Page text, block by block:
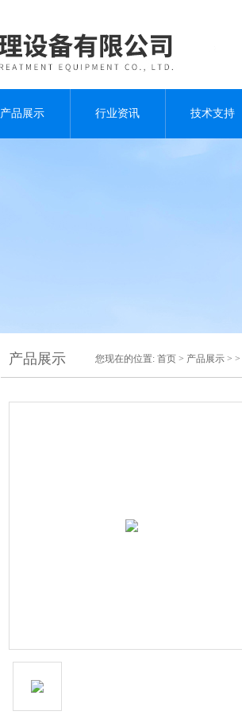
产品展示 行业资讯 技术支持
产品展示 您现在的位置: 首页 > 产品展示 > >